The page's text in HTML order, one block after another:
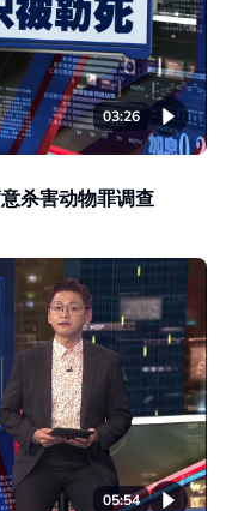
03:26
杀害动物罪调查
05:54